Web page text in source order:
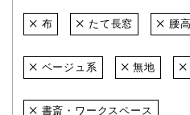
布 たて長窓 腰
ベージュ系 無地
書斎・ワークスペース